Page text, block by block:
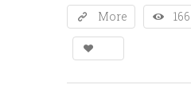
More 166